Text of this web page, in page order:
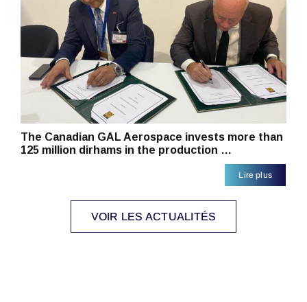
The Canadian GAL Aerospace invests more than
125 million dirhams in the production …
Lire plus
VOIR LES ACTUALITÉS